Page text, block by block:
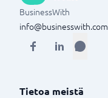
BusinessWith
info@businesswith.com
Tietoa meistä